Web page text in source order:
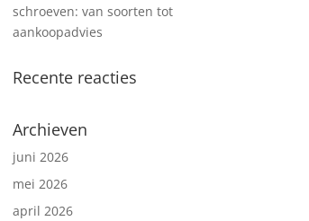
schroeven: van soorten tot
aankoopadvies
Recente reacties
Archieven
juni 2026
mei 2026
april 2026